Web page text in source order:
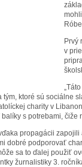
Prvý
v
ktoré sú sociálne
charity v
s potrebami, čiže
propagácii
dobré podporovať
sa to ďalej použiť
žurnalistiky 3.